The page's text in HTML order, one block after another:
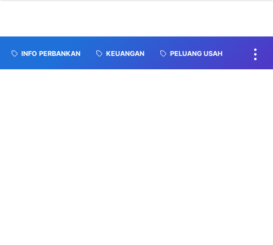
INFO PERBANKAN KEUANGAN PELUANG USAH